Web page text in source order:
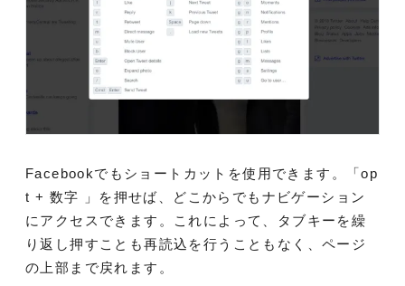
Facebookでもショートカットを使用できます。「op
t + 数字 」を押せば、どこからでもナビゲーション
にアクセスできます。これによって、タブキーを繰
り返し押すことも再読込を行うこともなく、ページ
の上部まで戻れます。